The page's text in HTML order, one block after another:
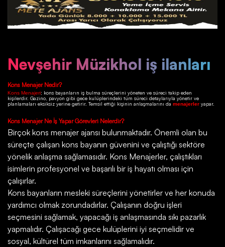
Nevşehir Müzikhol iş ilanları
Kons Menajer Nedir?
Kons Menajeri; kons bayanların iş bulma süreçlerini yöneten ve süreci takip eden
kişilerdir. Gazino, pavyon gibi gece kulüplerindeki tüm süreci detaylarıyla yönetir ve
planlamaları eksiksiz yerine getirir. Temsil ettiği kişinin anlaşmalarını da menajerler yapar.
Kons Menajer Ne İş Yapar Görevleri Nelerdir?
Birçok kons menajer ajansı bulunmaktadır. Önemli olan bu
süreçte çalışan kons bayanın güvenini ve çalıştığı sektöre
yönelik anlaşma sağlamasıdır. Kons Menajerler, çalıştıkları
isimlerin profesyonel ve başarılı bir iş hayatı olması için
çalışırlar.
Kons bayanların mesleki süreçlerini yönetirler ve her konuda
yardımcı olmak zorundadırlar. Çalışanın doğru işleri
seçmesini sağlamak, yapacağı iş anlaşmasında sıkı pazarlık
yapmalıdır. Çalışacağı gece kulüplerini iyi seçmelidir ve
sosyal, kültürel tüm imkanlarını sağlamalıdır.